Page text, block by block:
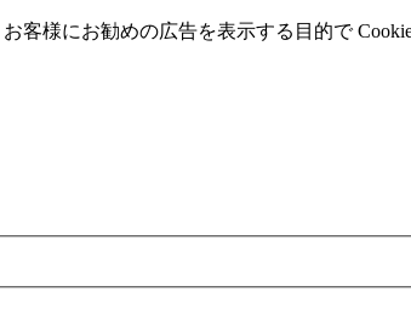
客様にお勧めの広告を表⽰する⽬的で